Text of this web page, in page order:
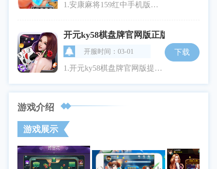
1.安康麻将159红中手机版以经典的安康麻将为基础，并创新性地引入了自摸胡牌等多种胡牌方式，使得游戏更具趣味性与竞争性。游戏中加入了彩池奖金这一激励机制，玩家在游戏过程中有机会赢取丰富的奖励，提升游戏体验。2.该游戏为玩家提供了一键开局功能，极大地方便了玩家的使用，无需繁琐的操作即可迅速进入游戏。这对于那些希望在短暂休闲时间内享受麻将乐趣的玩家来说，是一个贴心的设计。3.安康麻将159红中手机版还设有vip专属福利系统。成为vip会员的玩家可以获得独特的游戏装备、角色特权以及
开元ky58棋盘牌官网版正版
开服时间：03-01
1.开元ky58棋盘牌官网版提供多种游戏，其中包括德州扑克、斗地主和二十一点等经典游戏。每种游戏都有其独特的玩法和规则2.德州扑克：作为一种广受欢迎的国际象棋类游戏，德州扑克不仅需要玩家有精湛的算牌技巧，还需具备心理博弈能力。游戏采用标准的52张扑克牌，通过两张底牌与公共牌的结合，玩家需要在有限的下注轮次中尽量赚取对手的游戏币。3.斗地主：这是中国最受欢迎的扑克牌游戏之一。游戏规则简单，玩家通过抓画面牌确定地主后，双方展开对抗，看谁能率先将手牌出完便可获得胜利。4.二十一点：又
下载
游戏介绍
游戏展示